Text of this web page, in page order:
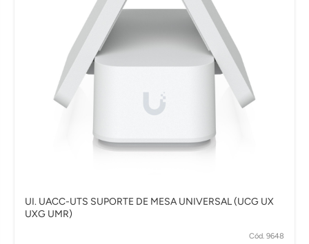
UI. UACC-UTS SUPORTE DE MESA UNIVERSAL (UCG UX
UXG UMR)
Cód. 9648